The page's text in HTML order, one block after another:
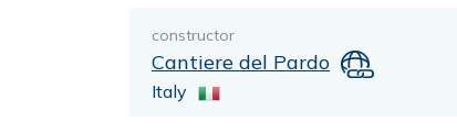
constructor
Cantiere del Pardo
Italy